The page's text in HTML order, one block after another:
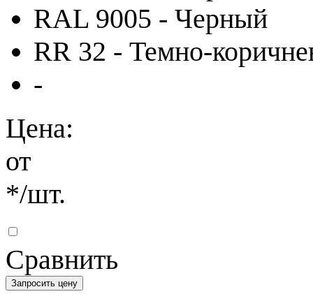
RAL 9005 - Черный
RR 32 - Темно-
-
Цена:
от
*/шт.
Сравнить
Запросить цену